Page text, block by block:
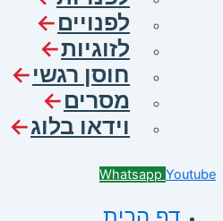
לפנויים
לזוגיות
חוסן רגשי
מסרים
וידאו בלוג
Whatsapp Youtube
דף הבית